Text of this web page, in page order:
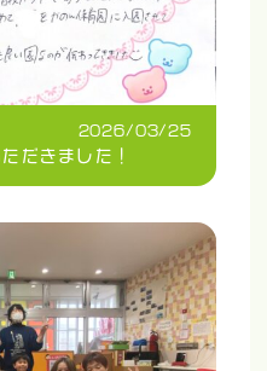
2026/03/25
だきました！